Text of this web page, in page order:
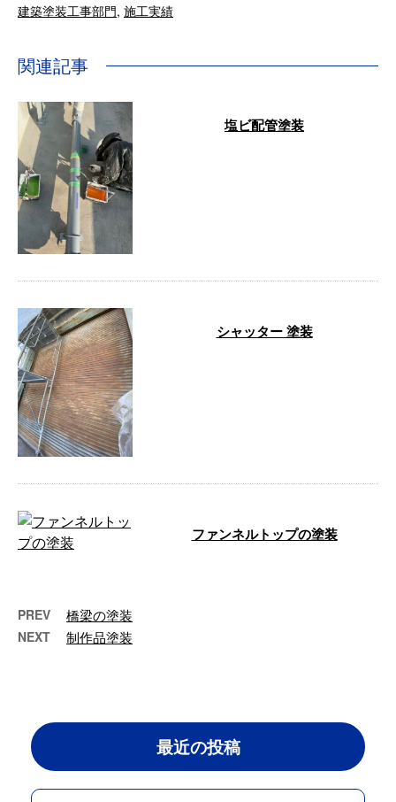
建築塗装工事部門, 施工実績
関連記事
塩ビ配管塗装
シャッター 塗装
ファンネルトップの塗装
PREV 橋梁の塗装
NEXT 制作品塗装
最近の投稿